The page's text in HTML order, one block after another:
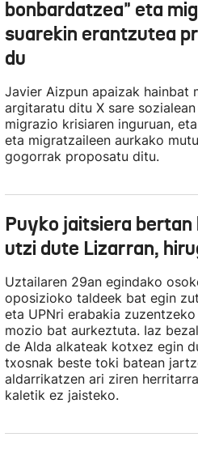
bonbardatzea" eta
suarekin erantzutea
du
Javier Aizpun apaizak hainbat
argitaratu ditu X sare
migrazio krisiaren inguruan,
eta migratzaileen aurkako
gogorrak proposatu ditu.
Puyko jaitsiera bertan
utzi dute Lizarran,
Uztailaren 29an egindako
oposizioko taldeek bat egin
eta UPNri erabakia
mozio bat aurkeztuta. Iaz
de Alda alkateak kotxez egin
txosnak beste toki batean
aldarrikatzen ari ziren
kaletik ez jaisteko.